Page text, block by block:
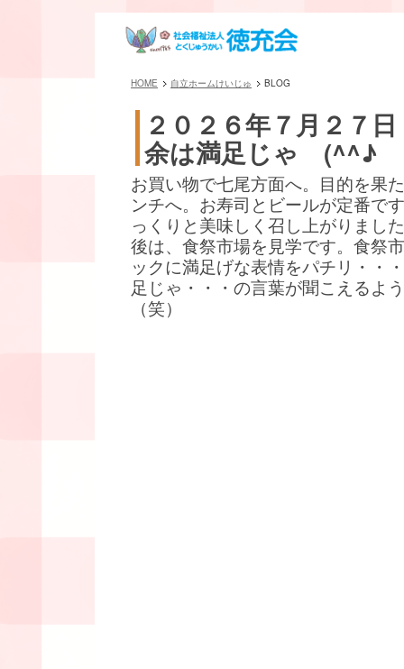
HOME 自立ホームけいじゅ BLOG
２０２６年７月２７日
余は満足じゃ (^^♪
お買い物で七尾方面へ。目的を果
ンチへ。お寿司とビールが定番で
っくりと美味しく召し上がりまし
後は、食祭市場を見学です。食祭
ックに満足げな表情をパチリ・・
足じゃ・・・の言葉が聞こえる
（笑）